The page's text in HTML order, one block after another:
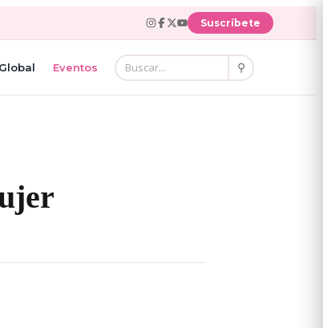
Suscríbete
Eventos ⚲